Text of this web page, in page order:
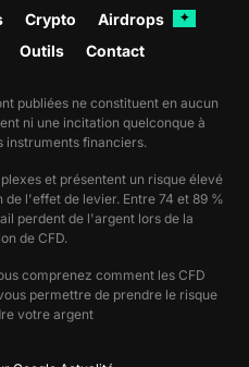
Crypto Airdrops ✦
Outils Contact
publiées ne constituent en aucun
ni une incitation quelconque à
instruments financiers.
et présentent un risque élevé
l'effet de levier. Entre 74 et 89 %
perdent de l'argent lors de la
de CFD.
comprenez comment les CFD
permettre de prendre le risque
votre argent